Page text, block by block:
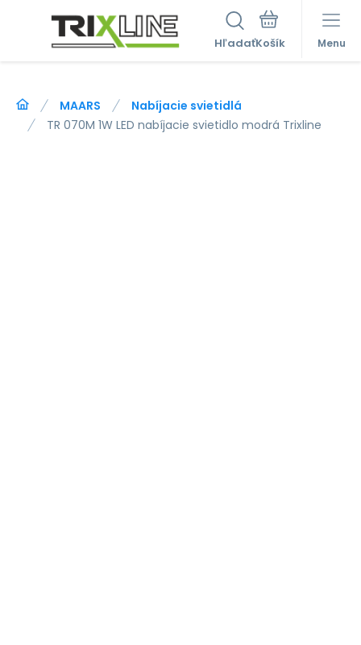
Hľadať Menu
MAARS
Nabíjacie svietidlá
TR 070M 1W LED nabíjacie svietidlo modrá Trixline